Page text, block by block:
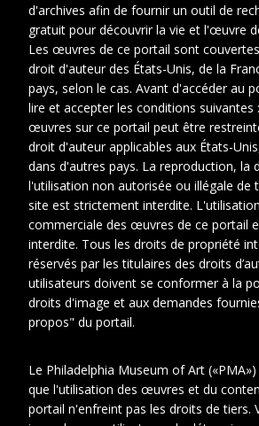
Date
1912-1912
d'archives afin de fournir un outil de
gratuit pour découvrir la vie et l'œuvre
Les œuvres de ce portail sont
droit d'auteur des États-Unis, de la
pays, selon le cas. Avant d'accéder au
lire et accepter les conditions suivantes
œuvres sur ce portail peut être
droit d'auteur applicables aux États-
dans d'autres pays. La reproduction, la
l'utilisation non autorisée ou illégale
site est strictement interdite.
commerciale des œuvres de ce portail
interdite. Tous les droits de propriété
réservés par les titulaires des droits
utilisateurs doivent se conformer à la
droits d'image et aux demandes
propos" du portail.
Le Philadelphia Museum of Art
que l'utilisation des œuvres et du
portail n'enfreint pas les droits de tiers.